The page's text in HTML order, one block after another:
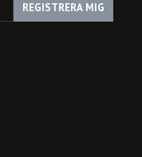
REGISTRERA MIG